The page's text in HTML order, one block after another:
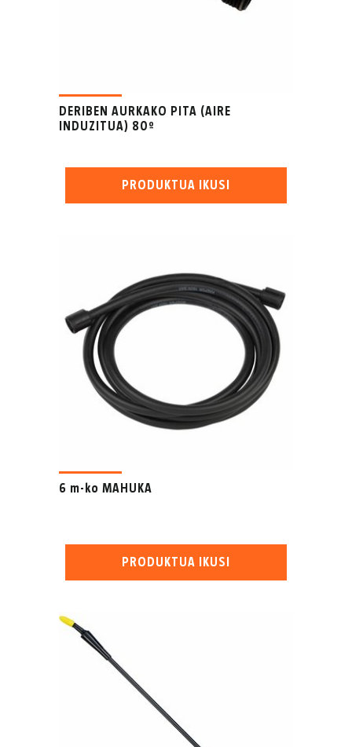
DERIBEN AURKAKO PITA (AIRE
INDUZITUA) 80º
PRODUKTUA IKUSI
6 m-ko MAHUKA
PRODUKTUA IKUSI